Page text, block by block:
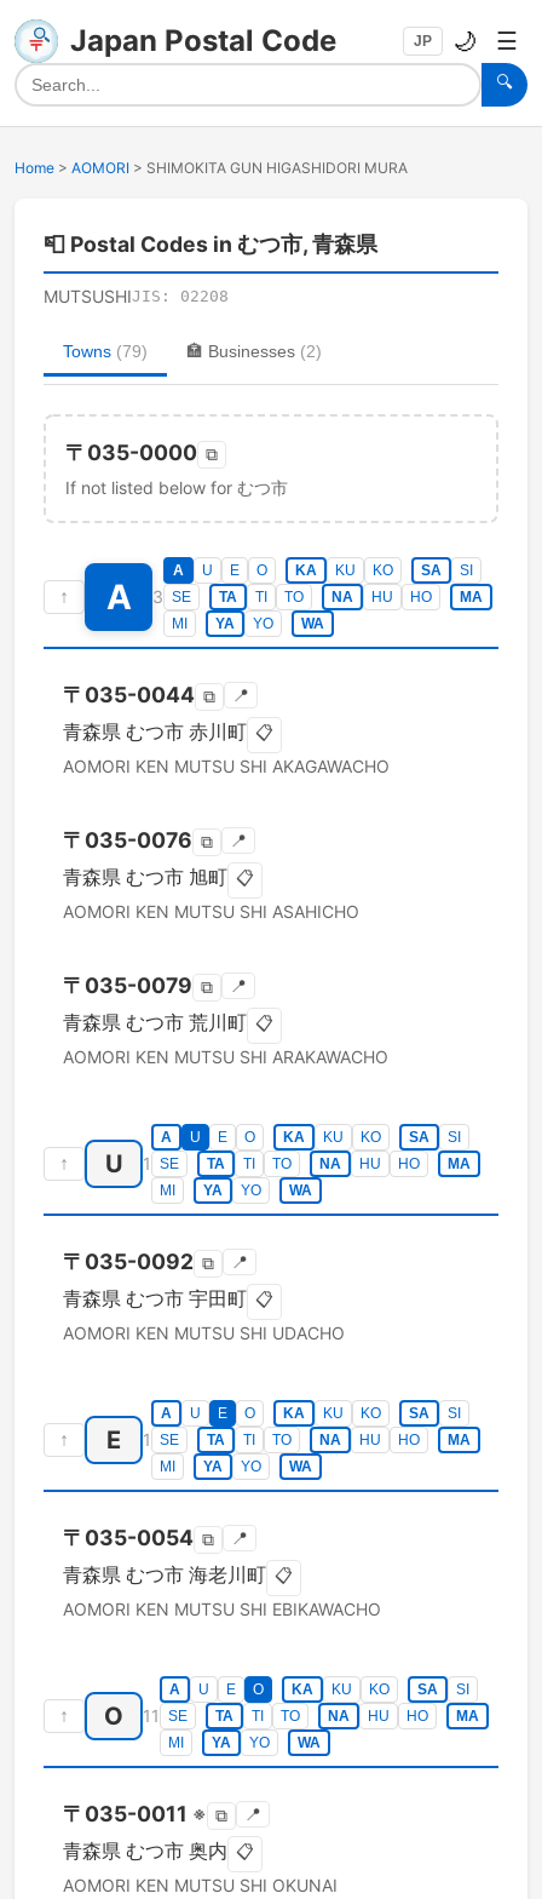
Japan Postal Code
🔍
JP 🌙 ☰
Home > AOMORI > SHIMOKITA GUN HIGASHIDORI MURA
📮 Postal Codes in むつ市, 青森県
MUTSUSHIJIS: 02208
Towns (79) 🏣 Businesses (2)
〒 035-0000 ⧉
If not listed below for むつ市
↑ A 3
A U E O KA KU KO SA
SI
SE
TA TI TO NA HU HO
MA
MI
YA YO WA
〒 035-0044 ⧉ 📍
青森県 むつ市 赤川町 📋
AOMORI KEN MUTSU SHI AKAGAWACHO
〒 035-0076 ⧉ 📍
青森県 むつ市 旭町 📋
AOMORI KEN MUTSU SHI ASAHICHO
〒 035-0079 ⧉ 📍
青森県 むつ市 荒川町 📋
AOMORI KEN MUTSU SHI ARAKAWACHO
↑ U 1
A U E O KA KU KO SA
SI
SE
TA TI TO NA HU HO
MA
MI
YA YO WA
〒 035-0092 ⧉ 📍
青森県 むつ市 宇田町 📋
AOMORI KEN MUTSU SHI UDACHO
↑ E 1
A U E O KA KU KO SA
SI
SE
TA TI TO NA HU HO
MA
MI
YA YO WA
〒 035-0054 ⧉ 📍
青森県 むつ市 海老川町 📋
AOMORI KEN MUTSU SHI EBIKAWACHO
↑ O 11
A U E O KA KU KO SA
SI
SE
TA TI TO NA HU HO
MA
MI
YA YO WA
〒 035-0011 ※ ⧉ 📍
青森県 むつ市 奥内 📋
AOMORI KEN MUTSU SHI OKUNAI